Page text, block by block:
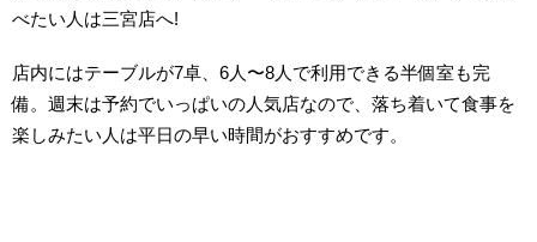
べたい人は三宮店へ!
店内にはテーブルが7卓、6人〜8人で利用できる半個室も完
備。週末は予約でいっぱいの人気店なので、落ち着いて食事を
楽しみたい人は平日の早い時間がおすすめです。